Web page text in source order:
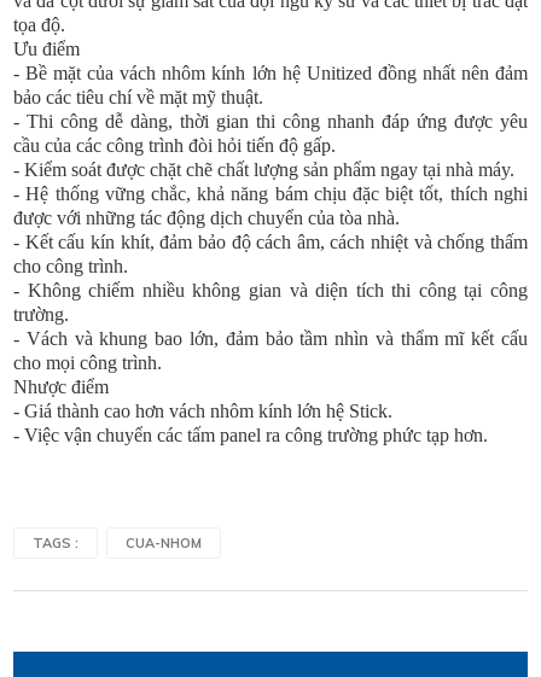
tọa độ.
Ưu điểm
- Bề mặt của vách nhôm kính lớn hệ Unitized đồng nhất nên đảm
bảo các tiêu chí về mặt mỹ thuật.
- Thi công dễ dàng, thời gian thi công nhanh đáp ứng được yêu
cầu của các công trình đòi hỏi tiến độ gấp.
- Kiểm soát được chặt chẽ chất lượng sản phẩm ngay tại nhà máy.
- Hệ thống vững chắc, khả năng bám chịu đặc biệt tốt, thích nghi
được với những tác động dịch chuyển của tòa nhà.
- Kết cấu kín khít, đảm bảo độ cách âm, cách nhiệt và chống thấm
cho công trình.
- Không chiếm nhiều không gian và diện tích thi công tại công
trường.
- Vách và khung bao lớn, đảm bảo tầm nhìn và thẩm mĩ kết cấu
cho mọi công trình.
Nhược điểm
- Giá thành cao hơn vách nhôm kính lớn hệ Stick.
- Việc vận chuyển các tấm panel ra công trường phức tạp hơn.
TAGS : CUA-NHOM